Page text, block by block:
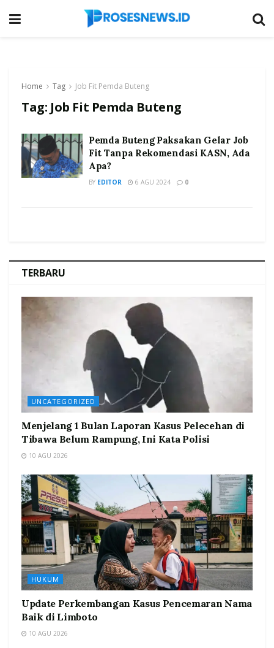
Home Tag Job Fit Pemda Buteng
Tag: Job Fit Pemda Buteng
Pemda Buteng Paksakan Gelar Job
Fit Tanpa Rekomendasi KASN, Ada
Apa?
BY EDITOR 6 AGU 2024 0
TERBARU
UNCATEGORIZED
Menjelang 1 Bulan Laporan Kasus Pelecehan di
Tibawa Belum Rampung, Ini Kata Polisi
10 AGU 2026
HUKUM
Update Perkembangan Kasus Pencemaran Nama
Baik di Limboto
10 AGU 2026